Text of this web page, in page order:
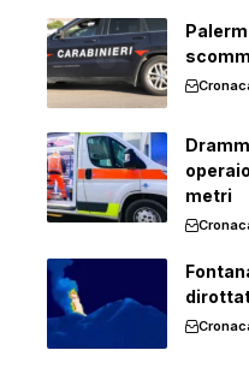
metri